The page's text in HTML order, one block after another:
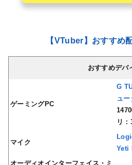
【VTuber】おすすめ
おすすめデバ
ゲーミングPC
G
ュー
リ：
マイク
Yeti
オーディオインターフェイス・ミ